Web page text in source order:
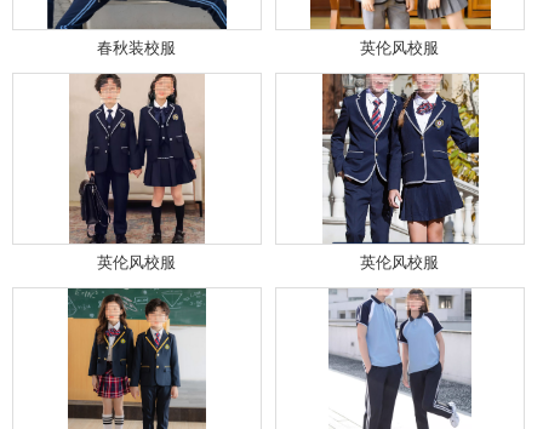
春秋装校服 英伦风校服
英伦风校服 英伦风校服